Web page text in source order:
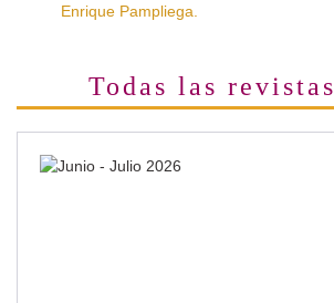
Enrique Pampliega.
Todas las revistas